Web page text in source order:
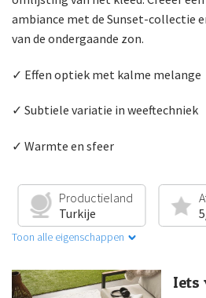
ambiance met de Sunset-collectie
van de ondergaande zon.
✓ Effen optiek met kalme melange
✓ Subtiele variatie in weeftechniek
✓ Warmte en sfeer
Productieland
Turkije
Toon alle eigenschappen
Iets